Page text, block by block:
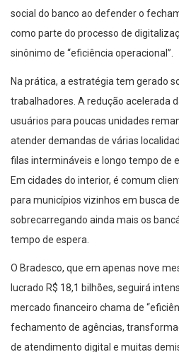
social do banco ao defender o
como parte do processo de
sinônimo de “eficiência operacional”.
Na prática, a estratégia tem gerado
trabalhadores. A redução acelerada
usuários para poucas unidades
atender demandas de várias
filas intermináveis e longo tempo de
Em cidades do interior, é comum
para municípios vizinhos em busca
sobrecarregando ainda mais os
tempo de espera.
O Bradesco, que em apenas nove
lucrado R$ 18,1 bilhões, seguirá
mercado financeiro chama de
fechamento de agências,
de atendimento digital e muitas